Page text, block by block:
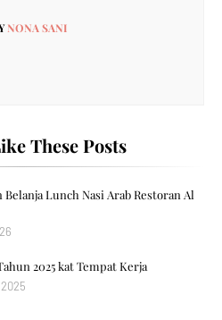
NONA SANI
These Posts
Belanja Lunch Nasi Arab Restoran Al
2025 kat Tempat Kerja